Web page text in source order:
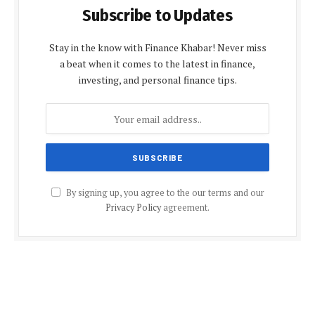
Subscribe to Updates
Stay in the know with Finance Khabar! Never miss
a beat when it comes to the latest in finance,
investing, and personal finance tips.
By signing up, you agree to the our terms and our
Privacy Policyagreement.